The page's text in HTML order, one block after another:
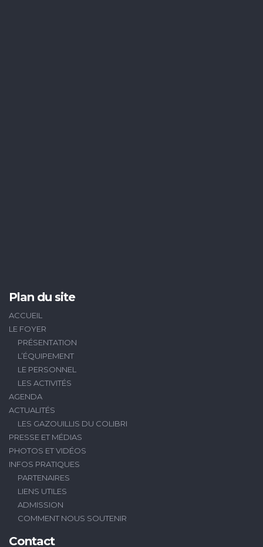
Plan du site
ACCUEIL
LE FOYER
PRÉSENTATION
L’ÉQUIPEMENT
LE PERSONNEL
LES ACTIVITÉS
AGENDA
ACTUALITÉS
LES GAZOUILLIS DU COLIBRI
PRESSE ET MÉDIAS
PHOTOS ET VIDÉOS
INFOS PRATIQUES
PARTENAIRES
LIENS UTILES
ADMISSION
COMMENT NOUS SOUTENIR
Contact